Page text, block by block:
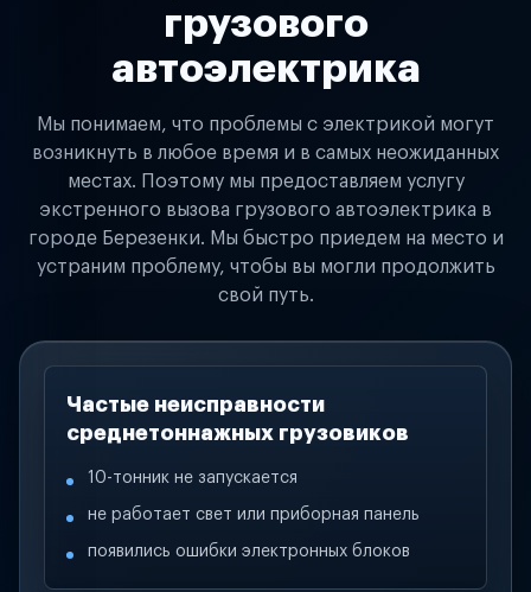
грузового
автоэлектрика
Мы понимаем, что проблемы с электрикой могут
возникнуть в любое время и в самых неожиданных
местах. Поэтому мы предоставляем услугу
экстренного вызова грузового автоэлектрика в
городе Березенки. Мы быстро приедем на место и
устраним проблему, чтобы вы могли продолжить
свой путь.
Частые неисправности
среднетоннажных грузовиков
10-тонник не запускается
не работает свет или приборная панель
появились ошибки электронных блоков